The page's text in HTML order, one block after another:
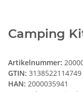
Camping
Artikelnummer:
GTIN: 3138522114749
HAN: 2000035941